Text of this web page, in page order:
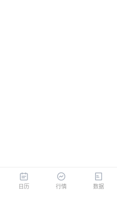
日历 行情 数据